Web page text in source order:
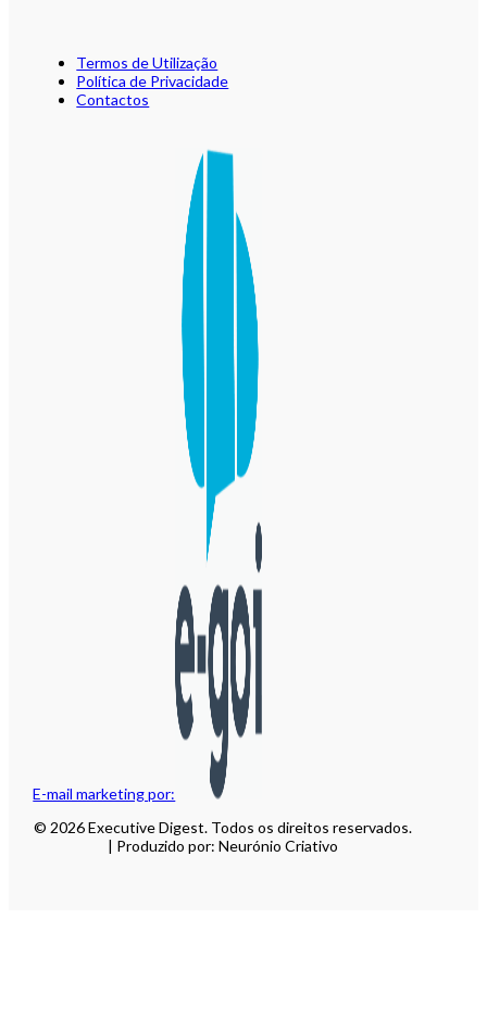
E-mail marketing por:
Termos de Utilização
Política de Privacidade
Contactos
© 2026 Executive Digest. Todos os direitos reservados.
| Produzido por: Neurónio Criativo